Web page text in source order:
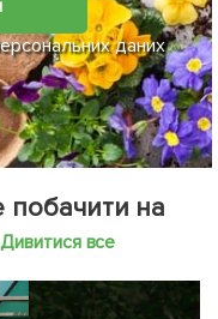
даних
побачити на
Дивитися все